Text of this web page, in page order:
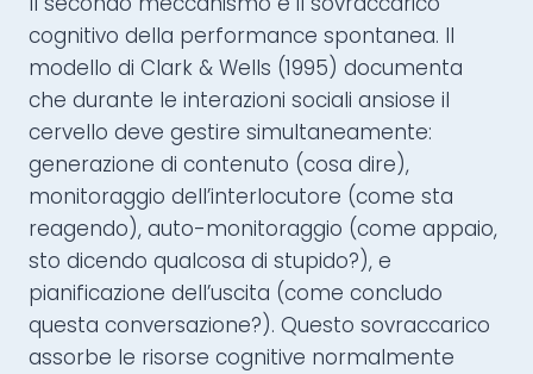
cognitivo della performance spontanea. Il
modello di Clark & Wells (1995) documenta
che durante le interazioni sociali ansiose il
cervello deve gestire simultaneamente:
generazione di contenuto (cosa dire),
monitoraggio dell’interlocutore (come sta
reagendo), auto-monitoraggio (come appaio,
sto dicendo qualcosa di stupido?), e
pianificazione dell’uscita (come concludo
questa conversazione?). Questo sovraccarico
assorbe le risorse cognitive normalmente